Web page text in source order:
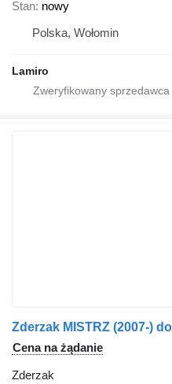
Stan nowy
Polska, Wołomin
Lamiro
Cena na żądanie
Zderzak